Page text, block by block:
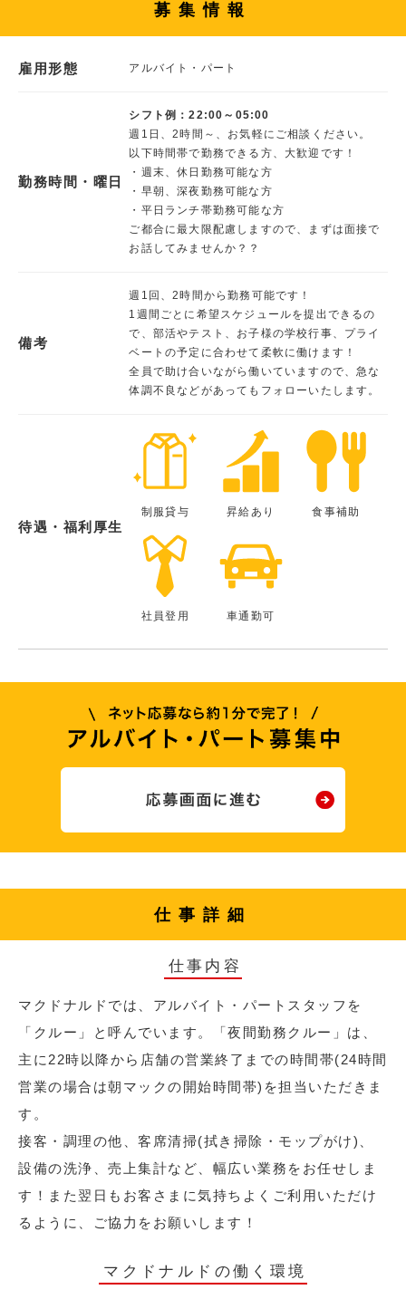
募集情報
雇用形態 アルバイト・パート
勤務時間・曜日
シフト例：22:00～05:00
週1日、2時間～、お気軽にご相談ください。
以下時間帯で勤務できる方、大歓迎です！
・週末、休日勤務可能な方
・早朝、深夜勤務可能な方
・平日ランチ帯勤務可能な方
ご都合に最大限配慮しますので、まずは面接で
お話してみませんか？？
備考
週1回、2時間から勤務可能です！
1週間ごとに希望スケジュールを提出できるの
で、部活やテスト、お子様の学校行事、プライ
ベートの予定に合わせて柔軟に働けます！
全員で助け合いながら働いていますので、急な
体調不良などがあってもフォローいたします。
待遇・福利厚生
制服貸与 昇給あり 食事補助
社員登用 車通勤可
仕事詳細
仕事内容
マクドナルドでは、アルバイト・パートスタッフを
「クルー」と呼んでいます。「夜間勤務クルー」は、
主に22時以降から店舗の営業終了までの時間帯(24時間
営業の場合は朝マックの開始時間帯)を担当いただきま
す。
接客・調理の他、客席清掃(拭き掃除・モップがけ)、
設備の洗浄、売上集計など、幅広い業務をお任せしま
す！また翌日もお客さまに気持ちよくご利用いただけ
るように、ご協力をお願いします！
マクドナルドの働く環境